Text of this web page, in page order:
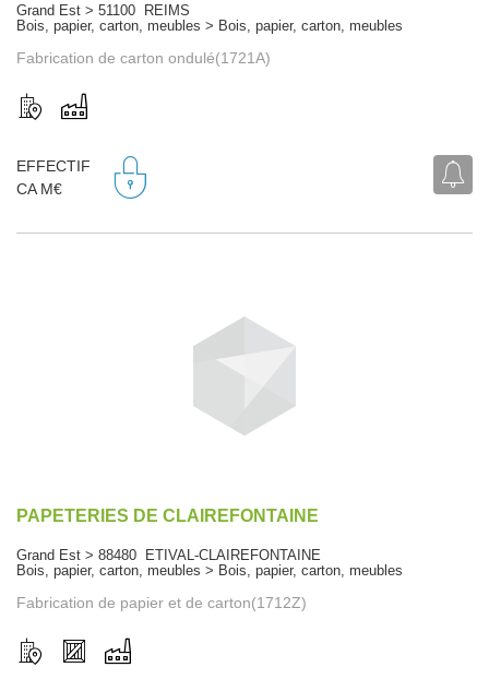
Grand Est > 51100 REIMS
Bois, papier, carton, meubles > Bois, papier, carton, meubles
Fabrication de carton ondulé(1721A)
EFFECTIF
CA M€
PAPETERIES DE CLAIREFONTAINE
Grand Est > 88480 ETIVAL-CLAIREFONTAINE
Bois, papier, carton, meubles > Bois, papier, carton, meubles
Fabrication de papier et de carton(1712Z)